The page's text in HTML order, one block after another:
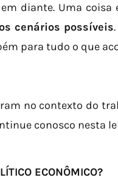
diante. Uma coisa
cenários possíveis
para tudo o que
no contexto do
conosco nesta
ECONÔMICO?